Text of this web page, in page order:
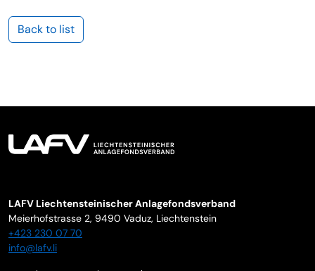
Back to list
LAFV Liechtensteinischer Anlagefondsverband
Meierhofstrasse 2, 9490 Vaduz, Liechtenstein
+423 230 07 70
info@lafv.li